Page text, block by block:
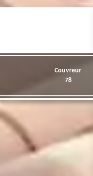
Couvreur
78